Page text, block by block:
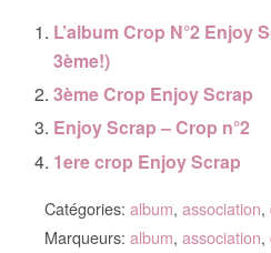
L’album Crop N°2 Enjoy
3ème!)
3ème Crop Enjoy Scrap
Enjoy Scrap – Crop n°2
1ere crop Enjoy Scrap
Catégories: album, association,
Marqueurs: album, association,